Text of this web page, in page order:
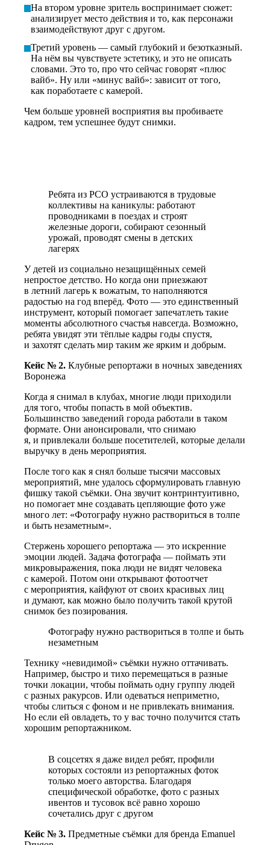
На втором уровне зритель воспринимает сюжет:
анализирует место действияи то, как персонажи
взаимодействуют друг с другом.
Третий уровень — самый глубокий и безотказный.
На нём вы чувствуете эстетику,и это не описать
словами.Это то, про что сейчас говорят «плюс
вайб». Ну или «минус вайб»: зависит от того,
как поработаете с камерой.
Чем больше уровней восприятия вы пробиваете
кадром, тем успешнее будут снимки.
Ребята из РСО устраиваются в трудовые
коллективы на каникулы: работают
проводниками в поездах и строят
железные дороги, собирают сезонный
урожай, проводят смены в детских
лагерях
У детей из социально незащищённых семей
непростое детство. Но когда они приезжают
в летний лагерь к вожатым, то наполняются
радостью на год вперёд. Фото — это единственный
инструмент, который помогает запечатлеть такие
моменты абсолютного счастья навсегда. Возможно,
ребята увидят эти тёплые кадры годы спустя,
и захотят сделать мир таким же ярким и добрым.
Кейс № 2. Клубные репортажи в ночных заведениях
Воронежа
Когда я снимал в клубах, многие люди приходили
для того, чтобы попасть в мой объектив.
Большинство заведений города работали в таком
формате. Они анонсировали, что снимаю
я, и привлекали больше посетителей, которые делали
выручку в день мероприятия.
После того как я снял больше тысячи массовых
мероприятий, мне удалось сформулировать главную
фишку такой съёмки. Она звучит контринтуитивно,
но помогает мне создавать цепляющие фото уже
много лет: «Фотографу нужно раствориться в толпе
и быть незаметным».
Стержень хорошего репортажа — это искренние
эмоции людей. Задача фотографа — поймать эти
микровыражения, пока люди не видят человека
с камерой. Потом они открывают фотоотчет
с мероприятия, кайфуют от своих красивых лиц
и думают, как можно было получить такой крутой
снимок без позирования.
Фотографу нужно раствориться в толпе и быть
незаметным
Технику «невидимой» съёмки нужно оттачивать.
Например, быстро и тихо перемещаться в разные
точки локации, чтобы поймать одну группу людей
с разных ракурсов. Или одеваться неприметно,
чтобы слиться с фоном и не привлекать внимания.
Но если ей овладеть, то у вас точно получится стать
хорошим репортажником.
В соцсетях я даже видел ребят, профили
которых состояли из репортажных фоток
только моего авторства. Благодаря
специфической обработке, фото с разных
ивентов и тусовок всё равно хорошо
сочетались друг с другом
Кейс № 3. Предметные съёмки для бренда Emanuel